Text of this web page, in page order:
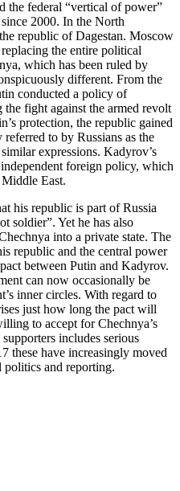
the federal “vertical of power”
2000. In the North
republic of Dagestan. Moscow
the entire political
which has been ruled by
different. From the
conducted a policy of
the fight against the armed revolt
protection, the republic gained
to by Russians as the
expressions. Kadyrov’s
foreign policy, which
East.
his republic is part of Russia
soldier”. Yet he has also
into a private state. The
republic and the central power
between Putin and Kadyrov.
can now occasionally be
inner circles. With regard to
just how long the pact will
to accept for Chechnya’s
includes serious
these have increasingly moved
and reporting.